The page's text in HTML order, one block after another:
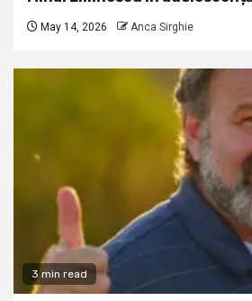
May 14, 2026 Anca Sirghie
3 min read